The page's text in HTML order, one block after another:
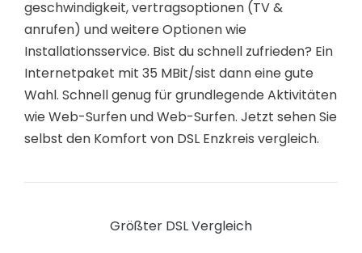
geschwindigkeit, vertragsoptionen (TV &
anrufen) und weitere Optionen wie
Installationsservice. Bist du schnell zufrieden? Ein
Internetpaket mit 35 MBit/sist dann eine gute
Wahl. Schnell genug für grundlegende Aktivitäten
wie Web-Surfen und Web-Surfen. Jetzt sehen Sie
selbst den Komfort von DSL Enzkreis vergleich.
Größter DSL Vergleich